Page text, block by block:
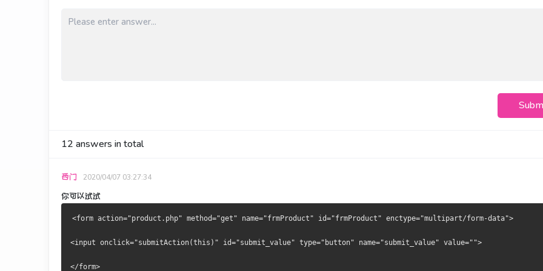
12 answers in total
西门 2020/04/07 03:27:34
你可以试试
<form action="product.php" method="get" name="frmProduct" id="frmProduct" enctype="multipart/form-data">
<input onclick="submitAction(this)" id="submit_value" type="button" name="submit_value" value="">
</form>